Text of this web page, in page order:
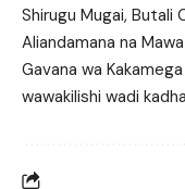
Shirugu Mugai, Butali
Aliandamana na
Gavana wa
wawakilishi wadi